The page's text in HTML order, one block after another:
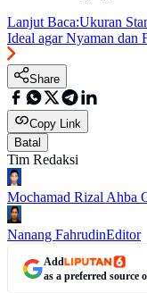
Lanjut Baca:Ukuran
Ideal agar Nyaman dan
Share
Copy Link
Batal
Tim Redaksi
Mochamad Rizal Ahba
Nanang FahrudinEditor
Add
as a preferred source